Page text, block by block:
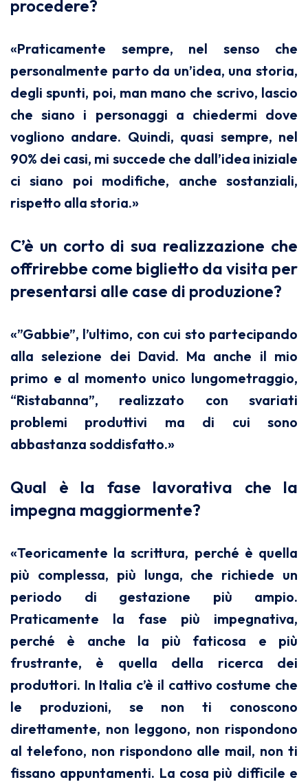
procedere?
«Praticamente sempre, nel senso che
personalmente parto da un’idea, una storia,
degli spunti, poi, man mano che scrivo, lascio
che siano i personaggi a chiedermi dove
vogliono andare. Quindi, quasi sempre, nel
90% dei casi, mi succede che dall’idea iniziale
ci siano poi modifiche, anche sostanziali,
rispetto alla storia.»
C’è un corto di sua realizzazione che
offrirebbe come biglietto da visita per
presentarsi alle case di produzione?
«”Gabbie”, l’ultimo, con cui sto partecipando
alla selezione dei David. Ma anche il mio
primo e al momento unico lungometraggio,
“Ristabanna”, realizzato con svariati
problemi produttivi ma di cui sono
abbastanza soddisfatto.»
Qual è la fase lavorativa che la
impegna maggiormente?
«Teoricamente la scrittura, perché è quella
più complessa, più lunga, che richiede un
periodo di gestazione più ampio.
Praticamente la fase più impegnativa,
perché è anche la più faticosa e più
frustrante, è quella della ricerca dei
produttori. In Italia c’è il cattivo costume che
le produzioni, se non ti conoscono
direttamente, non leggono, non rispondono
al telefono, non rispondono alle mail, non ti
fissano appuntamenti. La cosa più difficile e